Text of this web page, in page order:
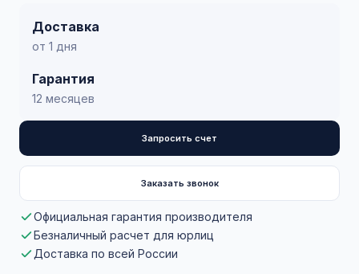
Доставка
от 1 дня
Гарантия
12 месяцев
Запросить счет
Заказать звонок
Официальная гарантия производителя
Безналичный расчет для юрлиц
Доставка по всей России